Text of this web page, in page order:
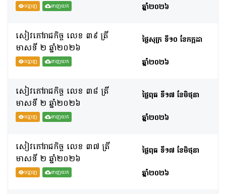
បង្ហាញ ទាញយក
ឆ្នាំ២០២៦
សៀវភៅរាជកិច្ច លេខ ៣៩ ត្រី
មាសទី​ ២ ឆ្នាំ២០២៦
បង្ហាញ ទាញយក
ថ្ងៃសុក្រ ទី១០ ខែកក្កដា
ឆ្នាំ២០២៦
សៀវភៅរាជកិច្ច លេខ ៣៨ ត្រី
មាសទី​ ២ ឆ្នាំ២០២៦
បង្ហាញ ទាញយក
ថ្ងៃពុធ ទី១៧ ខែមិថុនា
ឆ្នាំ២០២៦
សៀវភៅរាជកិច្ច លេខ ៣៧ ត្រី
មាសទី​ ២ ឆ្នាំ២០២៦
បង្ហាញ ទាញយក
ថ្ងៃពុធ ទី១៧ ខែមិថុនា
ឆ្នាំ២០២៦